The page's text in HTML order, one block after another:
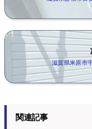
滋賀県米原市
関連記事